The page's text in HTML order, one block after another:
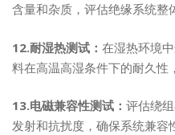
含量和杂质，评估绝缘系统整
12.耐湿热测试： 在湿热环境
料在高温高湿条件下的耐久性
13.电磁兼容性测试： 评估绕
发射和抗扰度，确保系统兼容